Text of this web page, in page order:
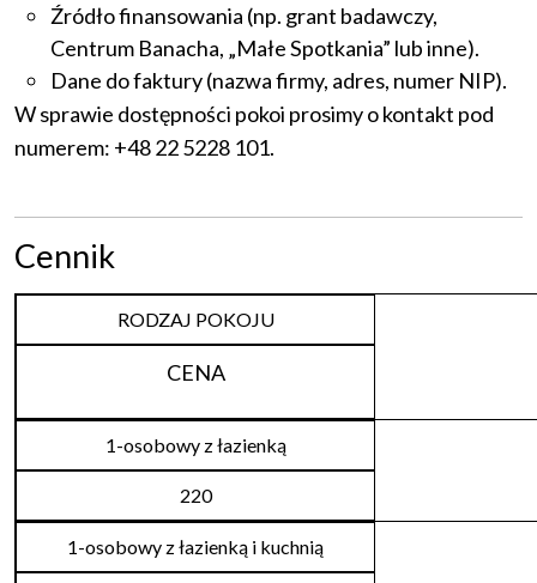
Źródło finansowania (np. grant badawczy,
Centrum Banacha, „Małe Spotkania” lub inne).
Dane do faktury (nazwa firmy, adres, numer NIP).
W sprawie dostępności pokoi prosimy o kontakt pod
numerem: +48 22 5228 101.
Cennik
RODZAJ POKOJU
CENA
1-osobowy z łazienką
220
1-osobowy z łazienką i kuchnią